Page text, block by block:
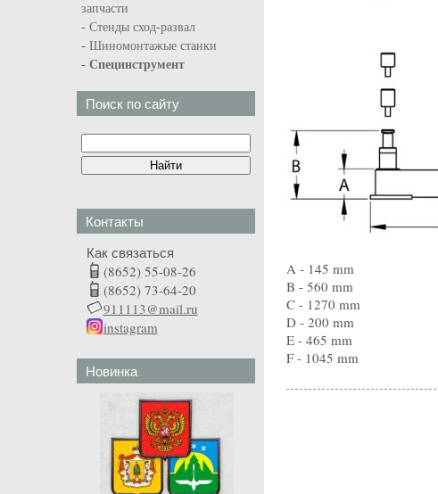
запчасти
- Стенды сход-развал
- Шиномонтажые станки
- Специнструмент
Поиск по сайту
Контакты
Как связаться
(8652) 55-08-26
(8652) 73-64-20
911113@mail.ru
instagram
Новинка
A - 145 mm
B - 560 mm
C - 1270 mm
D - 200 mm
E - 465 mm
F - 1045 mm